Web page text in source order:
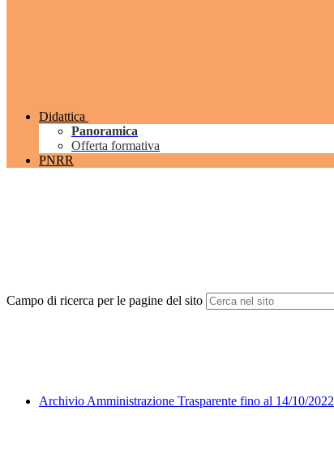
Didattica
Panoramica
Offerta formativa
PNRR
Campo di ricerca per le pagine del sito
Archivio Amministrazione Trasparente fino al 14/10/2022